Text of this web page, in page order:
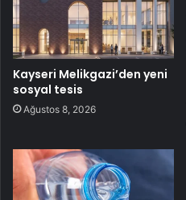
Kayseri Melikgazi’den yeni
sosyal tesis
Ağustos 8, 2026